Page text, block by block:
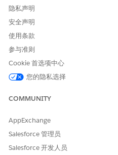
级搜索条件
执行日常操作
选择机构医生帐户，以执行标准活
特定机构级别。您可以直接根据机
与客户互动。
请与我们共享您的想法
隐私声明
安全声明
使用条款
参与准则
Cookie 首选项中心
您的隐私选择
COMMUNITY
AppExchange
Salesforce 管理员
Salesforce 开发人员